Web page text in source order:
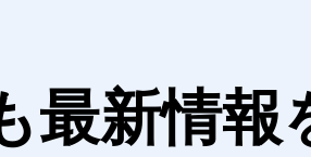
最新情報